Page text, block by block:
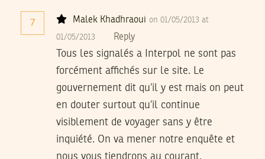
7 Malek Khadhraoui on 01/05/2013 at
01/05/2013 Reply
Tous les signalés a Interpol ne sont pas
forcément affichés sur le site. Le
gouvernement dit qu’il y est mais on peut
en douter surtout qu’il continue
visiblement de voyager sans y être
inquiété. On va mener notre enquête et
nous vous tiendrons au courant.